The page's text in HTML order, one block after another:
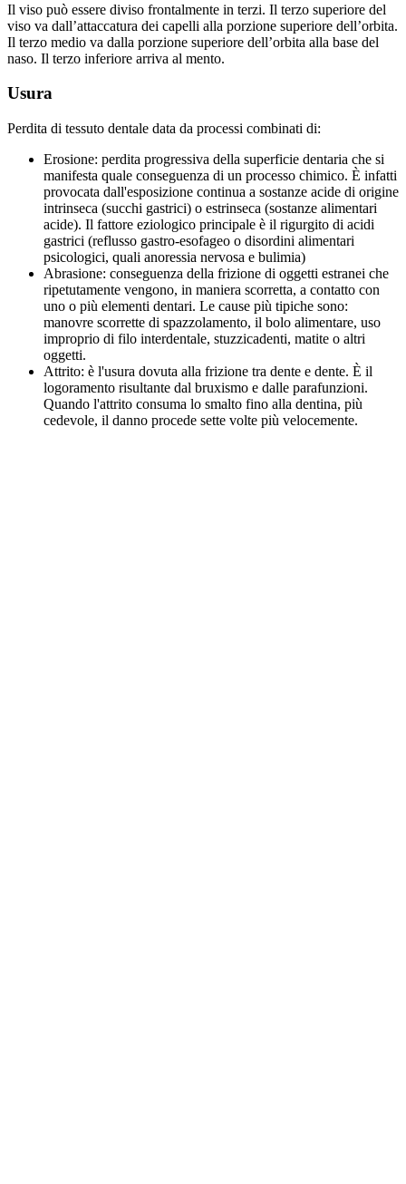
Il viso può essere diviso frontalmente in terzi. Il terzo superiore del
viso va dall’attaccatura dei capelli alla porzione superiore dell’orbita.
Il terzo medio va dalla porzione superiore dell’orbita alla base del
naso. Il terzo inferiore arriva al mento.
Usura
Perdita di tessuto dentale data da processi combinati di:
Erosione: perdita progressiva della superficie dentaria che si
manifesta quale conseguenza di un processo chimico. È infatti
provocata dall'esposizione continua a sostanze acide di origine
intrinseca (succhi gastrici) o estrinseca (sostanze alimentari
acide). Il fattore eziologico principale è il rigurgito di acidi
gastrici (reflusso gastro-esofageo o disordini alimentari
psicologici, quali anoressia nervosa e bulimia)
Abrasione: conseguenza della frizione di oggetti estranei che
ripetutamente vengono, in maniera scorretta, a contatto con
uno o più elementi dentari. Le cause più tipiche sono:
manovre scorrette di spazzolamento, il bolo alimentare, uso
improprio di filo interdentale, stuzzicadenti, matite o altri
oggetti.
Attrito: è l'usura dovuta alla frizione tra dente e dente. È il
logoramento risultante dal bruxismo e dalle parafunzioni.
Quando l'attrito consuma lo smalto fino alla dentina, più
cedevole, il danno procede sette volte più velocemente.